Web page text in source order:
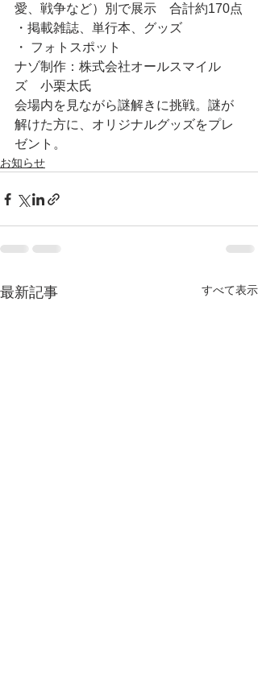
愛、戦争など）別で展示　合計約170点
・掲載雑誌、単行本、グッズ
・ フォトスポット
ナゾ制作：株式会社オールスマイル
ズ　小栗太氏
会場内を見ながら謎解きに挑戦。謎が
解けた方に、オリジナルグッズをプレ
ゼント。
お知らせ
最新記事 すべて表示